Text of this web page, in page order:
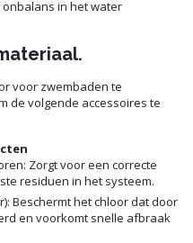
in het water
voor zwembaden te
de volgende accessoires te
Zorgt voor een correcte
residuen in het systeem.
Beschermt het chloor dat door
en voorkomt snelle afbraak